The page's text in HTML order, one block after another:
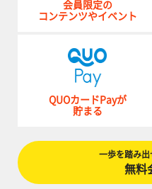
会員限定の
コンテンツやイベント
QUOカードPayが
貯まる
一歩を踏み出
無料